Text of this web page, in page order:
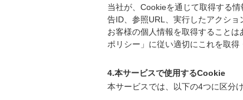
当社が、Cookieを通じて取得する
告ID、参照URL、実行したアクシ
お客様の個人情報を取得すること
ポリシー」に従い適切にこれを取得
4.本サービスで使用するCookie
本サービスでは、以下の4つに区分